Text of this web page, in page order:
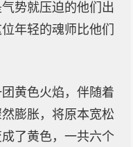
势就压迫的他们出
年轻的魂师比他们
黄色火焰，伴随着
膨胀，将原本宽松
了黄色，一共六个